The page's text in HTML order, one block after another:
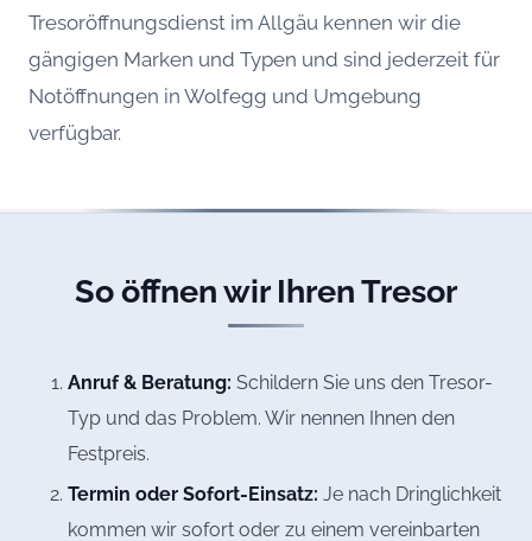
Tresoröffnungsdienst im Allgäu kennen wir die
gängigen Marken und Typen und sind jederzeit für
Notöffnungen in Wolfegg und Umgebung
verfügbar.
So öffnen wir Ihren Tresor
Anruf & Beratung: Schildern Sie uns den Tresor-
Typ und das Problem. Wir nennen Ihnen den
Festpreis.
Termin oder Sofort-Einsatz: Je nach Dringlichkeit
kommen wir sofort oder zu einem vereinbarten